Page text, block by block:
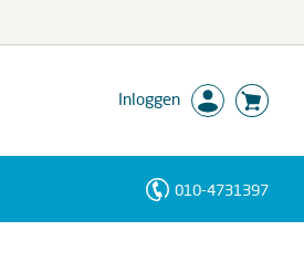
Inloggen
010-4731397